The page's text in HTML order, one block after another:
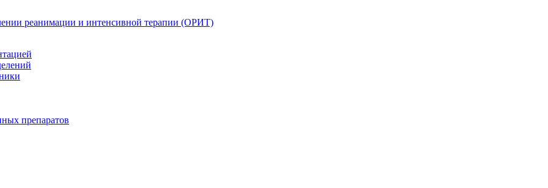
реанимации и интенсивной терапии (ОРИТ)
препаратов